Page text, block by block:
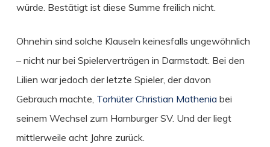
würde. Bestätigt ist diese Summe freilich nicht.
Ohnehin sind solche Klauseln keinesfalls ungewöhnlich
– nicht nur bei Spielerverträgen in Darmstadt. Bei den
Lilien war jedoch der letzte Spieler, der davon
Gebrauch machte, Torhüter Christian Mathenia bei
seinem Wechsel zum Hamburger SV. Und der liegt
mittlerweile acht Jahre zurück.